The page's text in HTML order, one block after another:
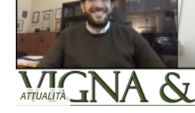
ATTUALITÀ